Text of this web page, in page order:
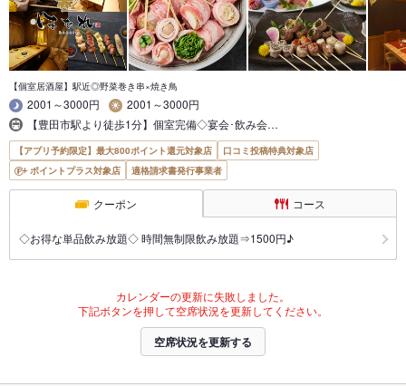
【個室居酒屋】駅近◎野菜巻き串×焼き鳥
2001～3000円
2001～3000円
【豊田市駅より徒歩1分】個室完備◇宴会･飲み会…
【アプリ予約限定】最大800ポイント還元対象店
口コミ投稿特典対象店
ポイントプラス対象店
適格請求書発行事業者
クーポン コース
◇お得な単品飲み放題◇ 時間無制限飲み放題⇒1500円♪
カレンダーの更新に失敗しました。
下記ボタンを押して空席状況を更新してください。
空席状況を更新する